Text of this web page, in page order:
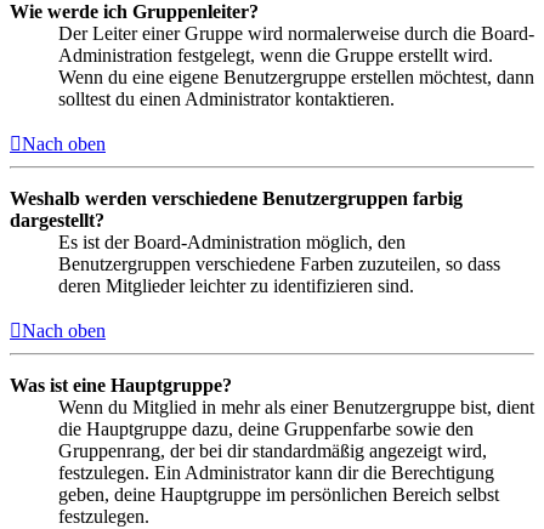
Wie werde ich Gruppenleiter?
Der Leiter einer Gruppe wird normalerweise durch die Board-
Administration festgelegt, wenn die Gruppe erstellt wird.
Wenn du eine eigene Benutzergruppe erstellen möchtest, dann
solltest du einen Administrator kontaktieren.
Nach oben
Weshalb werden verschiedene Benutzergruppen farbig
dargestellt?
Es ist der Board-Administration möglich, den
Benutzergruppen verschiedene Farben zuzuteilen, so dass
deren Mitglieder leichter zu identifizieren sind.
Nach oben
Was ist eine Hauptgruppe?
Wenn du Mitglied in mehr als einer Benutzergruppe bist, dient
die Hauptgruppe dazu, deine Gruppenfarbe sowie den
Gruppenrang, der bei dir standardmäßig angezeigt wird,
festzulegen. Ein Administrator kann dir die Berechtigung
geben, deine Hauptgruppe im persönlichen Bereich selbst
festzulegen.